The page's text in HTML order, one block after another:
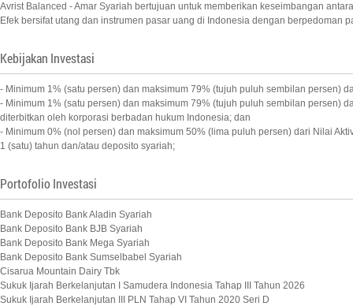
Avrist Balanced - Amar Syariah bertujuan untuk memberikan keseimbangan
Efek bersifat utang dan instrumen pasar uang di Indonesia dengan berpedoman
Kebijakan Investasi
- Minimum 1% (satu persen) dan maksimum 79% (tujuh puluh sembilan persen)
- Minimum 1% (satu persen) dan maksimum 79% (tujuh puluh sembilan persen)
diterbitkan oleh korporasi berbadan hukum Indonesia; dan
- Minimum 0% (nol persen) dan maksimum 50% (lima puluh persen) dari Nilai
1 (satu) tahun dan/atau deposito syariah;
Portofolio Investasi
Bank Deposito Bank Aladin Syariah
Bank Deposito Bank BJB Syariah
Bank Deposito Bank Mega Syariah
Bank Deposito Bank Sumselbabel Syariah
Cisarua Mountain Dairy Tbk
Sukuk Ijarah Berkelanjutan I Samudera Indonesia Tahap III Tahun 2026
Sukuk Ijarah Berkelanjutan III PLN Tahap VI Tahun 2020 Seri D